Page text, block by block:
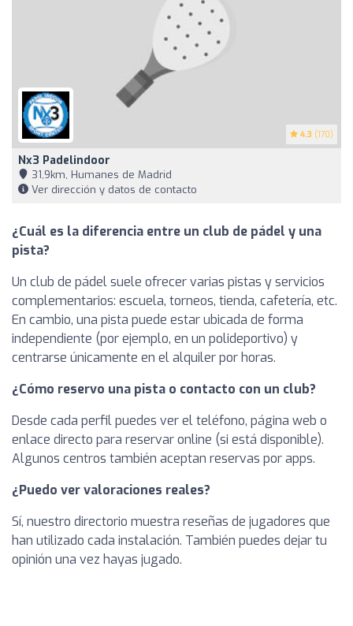
4.3 (170)
Nx3 Padelindoor
31,9km, Humanes de Madrid
Ver dirección y datos de contacto
¿Cuál es la diferencia entre un club de pádel y una
pista?
Un club de pádel suele ofrecer varias pistas y servicios
complementarios: escuela, torneos, tienda, cafetería, etc.
En cambio, una pista puede estar ubicada de forma
independiente (por ejemplo, en un polideportivo) y
centrarse únicamente en el alquiler por horas.
¿Cómo reservo una pista o contacto con un club?
Desde cada perfil puedes ver el teléfono, página web o
enlace directo para reservar online (si está disponible).
Algunos centros también aceptan reservas por apps.
¿Puedo ver valoraciones reales?
Sí, nuestro directorio muestra reseñas de jugadores que
han utilizado cada instalación. También puedes dejar tu
opinión una vez hayas jugado.